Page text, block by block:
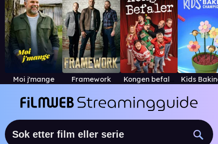
Moi j'mange Framework Kongen befaler julespesial